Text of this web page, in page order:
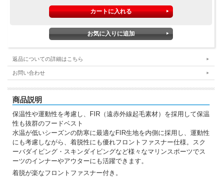
返品についての詳細はこちら
お問い合わせ
商品説明
保温性や運動性を考慮し、FIR（遠赤外線起毛素材）を採用して保温
性も抜群のフードベスト
水温が低いシーズンの防寒に最適なFIR生地を内側に採用し、運動性
にも考慮しながら、着脱性にも優れフロントファスナー仕様。スク
ーバダイビング・スキンダイビングなど様々なマリンスポーツでス
ーツのインナーやアウターにも活躍できます。
着脱が楽なフロントファスナー付き。